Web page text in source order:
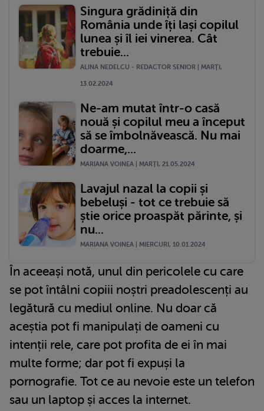
Singura grădiniță din
România unde îți lași copilul
lunea și îl iei vinerea. Cât
trebuie...
ALINA NEDELCU - REDACTOR SENIOR | MARŢI,
13.02.2024
Ne-am mutat într-o casă
nouă și copilul meu a început
să se îmbolnăvească. Nu mai
doarme,...
MARIANA VOINEA | MARŢI, 21.05.2024
Lavajul nazal la copii și
bebeluși - tot ce trebuie să
știe orice proaspăt părinte, și
nu...
MARIANA VOINEA | MIERCURI, 10.01.2024
În aceeași notă, unul din pericolele cu care
se pot întâlni copiii noștri preadolescenți au
legătură cu mediul online. Nu doar că
aceștia pot fi manipulați de oameni cu
intenții rele, care pot profita de ei în mai
multe forme; dar pot fi expuși la
pornografie. Tot ce au nevoie este un telefon
sau un laptop și acces la internet.